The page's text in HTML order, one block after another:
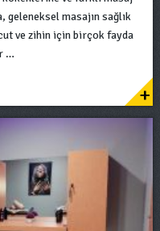
geleneksel masajın sağlık
ve zihin için birçok fayda
…
+